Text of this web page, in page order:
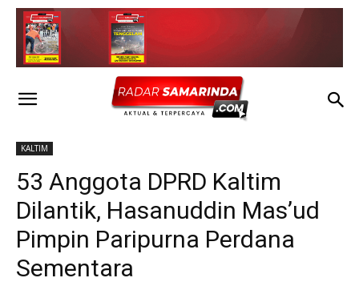
KALTIM
53 Anggota DPRD Kaltim
Dilantik, Hasanuddin Mas’ud
Pimpin Paripurna Perdana
Sementara